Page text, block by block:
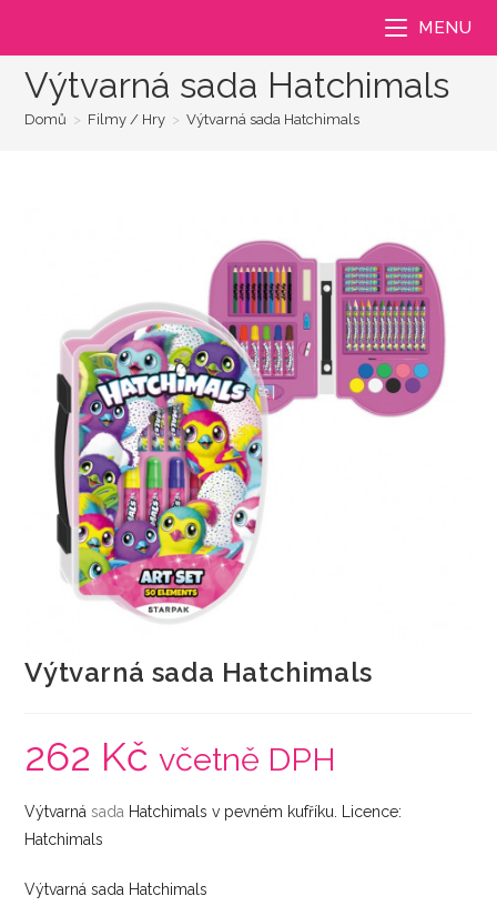
MENU
Výtvarná sada Hatchimals
Domů > Filmy / Hry > Výtvarná sada Hatchimals
Výtvarná sada Hatchimals
262 Kč včetně DPH
Výtvarnásada Hatchimals v pevném kufříku. Licence:
Hatchimals
Výtvarná sada Hatchimals